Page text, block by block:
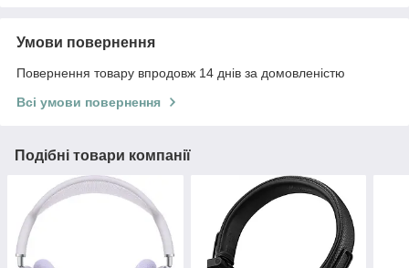
Умови повернення
Повернення товару впродовж 14 днів за домовленістю
Всі умови повернення
Подібні товари компанії